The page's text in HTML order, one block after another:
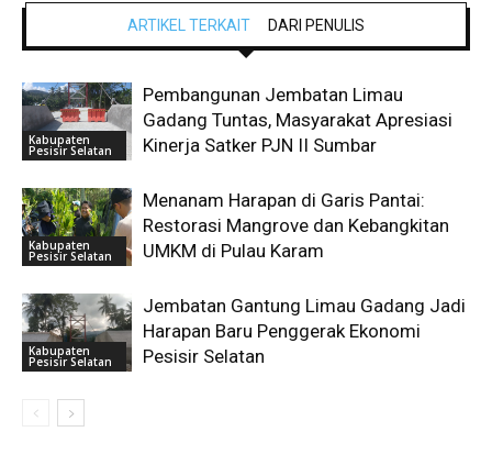
ARTIKEL TERKAIT DARI PENULIS
Kabupaten
Pesisir Selatan
Pembangunan Jembatan Limau
Gadang Tuntas, Masyarakat Apresiasi
Kinerja Satker PJN II Sumbar
Kabupaten
Pesisir Selatan
Menanam Harapan di Garis Pantai:
Restorasi Mangrove dan Kebangkitan
UMKM di Pulau Karam
Kabupaten
Pesisir Selatan
Jembatan Gantung Limau Gadang Jadi
Harapan Baru Penggerak Ekonomi
Pesisir Selatan